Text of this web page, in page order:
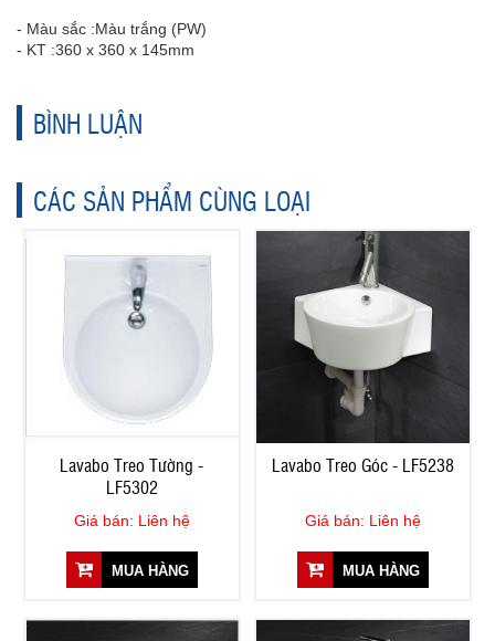
- Màu sắc :Màu trắng (PW)
- KT :360 x 360 x 145mm
BÌNH LUẬN
CÁC SẢN PHẨM CÙNG LOẠI
Lavabo Treo Tường -
LF5302
Giá bán: Liên hệ
MUA HÀNG
Lavabo Treo Góc - LF5238
Giá bán: Liên hệ
MUA HÀNG